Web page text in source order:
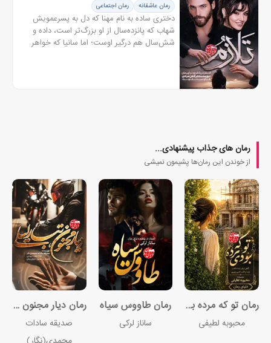
رمان عاشقانه رمان اجتماعی
دختری ساده به نام مهنا که دل به پسرعمویش
شهاب که پانزده‌سال از او بزرگ‌تر است، داده و
شش‌سال هم درگیر اوست؛ اما سانیا که خواهر
رمان های جذاب پیشنهادی...
از خوندن این رمان‌ها پشیمون نمیشی
رمان تو که مرده بودی
محبوبه لطیفی
رمان طاووس سیاه
ساناز لرکی
رمان دیار مجنون تبار لیلی
صدیقه سادات